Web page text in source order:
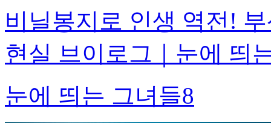
비닐봉지로 인생 역전!
현실 브이로그｜눈에 띄
눈에 띄는 그녀들8